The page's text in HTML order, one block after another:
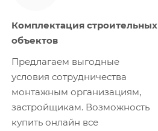
Комплектация строительных
объектов
Предлагаем выгодные
условия сотрудничества
монтажным организациям,
застройщикам. Возможность
купить онлайн все